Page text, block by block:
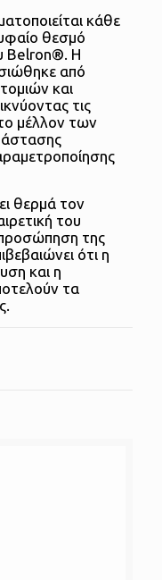
κάθε
θεσμό
Belron®. Η
από
και
τις
μέλλον των
θερμά τον
του
της
ότι η
και η
τα